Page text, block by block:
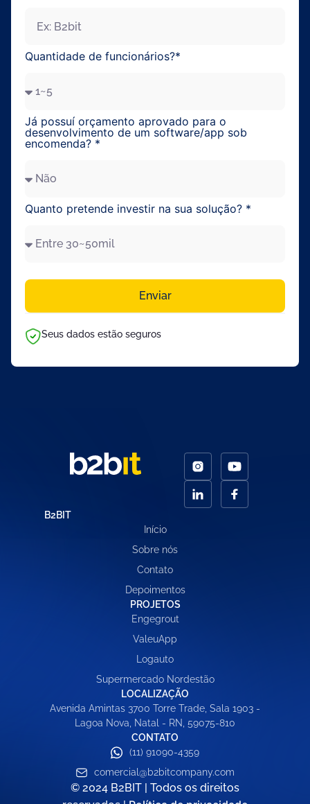
Quantidade de funcionários?*
Já possuí orçamento aprovado para o
desenvolvimento de um software/app sob
encomenda? *
Quanto pretende investir na sua solução? *
Enviar
Seus dados estão seguros
B2BIT
Início
Sobre nós
Contato
Depoimentos
PROJETOS
Engegrout
ValeuApp
Logauto
Supermercado Nordestão
LOCALIZAÇÃO
Avenida Amintas 3700 Torre Trade, Sala 1903 -
Lagoa Nova, Natal - RN, 59075-810
CONTATO
(11) 91090-4359
comercial@b2bitcompany.com
© 2024 B2BIT | Todos os direitos